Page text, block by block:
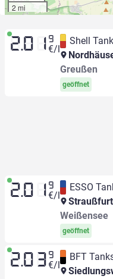
2 mi
2.01 9
€/l
Shell
Greußen
geöffnet
2.01 9
€/l
ESSO
Weißensee
geöffnet
2.03 9
€/l
BFT